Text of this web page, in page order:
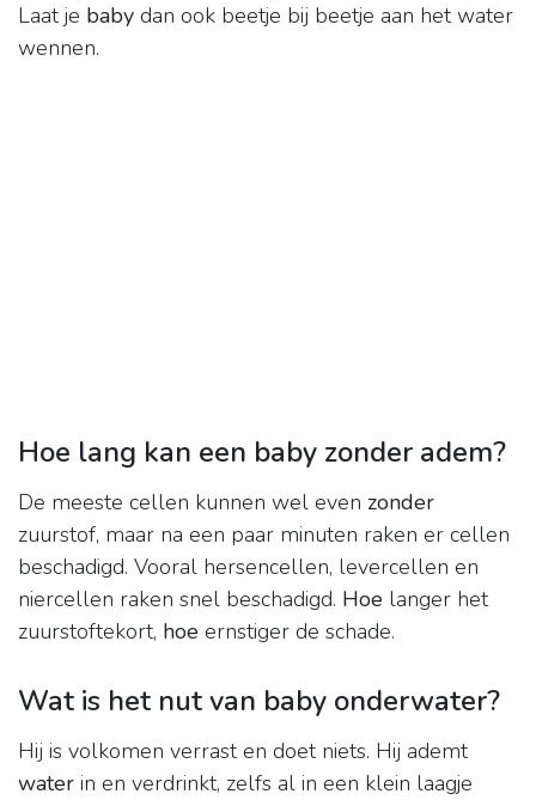
Laat je baby dan ook beetje bij beetje aan het water
wennen.
Hoe lang kan een baby zonder adem?
De meeste cellen kunnen wel even zonder
zuurstof, maar na een paar minuten raken er cellen
beschadigd. Vooral hersencellen, levercellen en
niercellen raken snel beschadigd. Hoe langer het
zuurstoftekort, hoe ernstiger de schade.
Wat is het nut van baby onderwater?
Hij is volkomen verrast en doet niets. Hij ademt
water in en verdrinkt, zelfs al in een klein laagje